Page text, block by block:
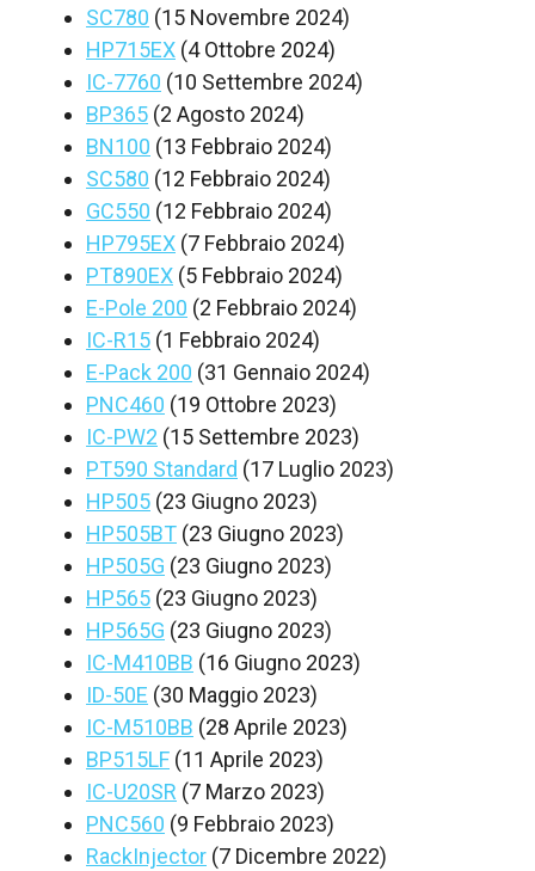
SC780 (15 Novembre 2024)
HP715EX (4 Ottobre 2024)
IC-7760 (10 Settembre 2024)
BP365 (2 Agosto 2024)
BN100 (13 Febbraio 2024)
SC580 (12 Febbraio 2024)
GC550 (12 Febbraio 2024)
HP795EX (7 Febbraio 2024)
PT890EX (5 Febbraio 2024)
E-Pole 200 (2 Febbraio 2024)
IC-R15 (1 Febbraio 2024)
E-Pack 200 (31 Gennaio 2024)
PNC460 (19 Ottobre 2023)
IC-PW2 (15 Settembre 2023)
PT590 Standard (17 Luglio 2023)
HP505 (23 Giugno 2023)
HP505BT (23 Giugno 2023)
HP505G (23 Giugno 2023)
HP565 (23 Giugno 2023)
HP565G (23 Giugno 2023)
IC-M410BB (16 Giugno 2023)
ID-50E (30 Maggio 2023)
IC-M510BB (28 Aprile 2023)
BP515LF (11 Aprile 2023)
IC-U20SR (7 Marzo 2023)
PNC560 (9 Febbraio 2023)
RackInjector (7 Dicembre 2022)